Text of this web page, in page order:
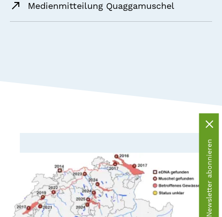
Newsletter abonnieren
Medienmitteilung Quaggamuschel